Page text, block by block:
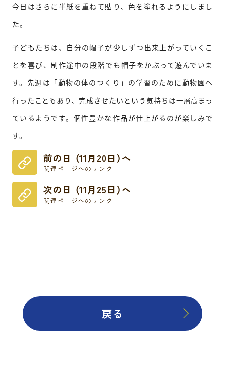
今日はさらに半紙を重ねて貼り、色を塗れるようにしまし
た。
子どもたちは、自分の帽子が少しずつ出来上がっていくこ
とを喜び、制作途中の段階でも帽子をかぶって遊んでいま
す。先週は「動物の体のつくり」の学習のために動物園へ
行ったこともあり、完成させたいという気持ちは一層高まっ
ているようです。個性豊かな作品が仕上がるのが楽しみで
す。
前の日 （11月20日）へ
関連ページへのリンク
次の日 （11月25日）へ
関連ページへのリンク
戻る